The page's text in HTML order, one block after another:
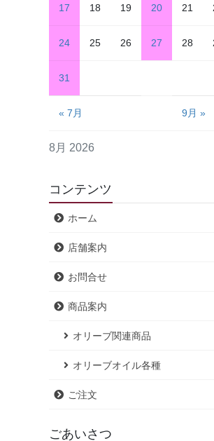
8月 2026
17 18 19 20 21
24 25 26 27 28
31
« 7月 9月 »
コンテンツ
ホーム
店舗案内
お問合せ
商品案内
オリーブ関連商品
オリーブオイル各種
ご注文
ごあいさつ